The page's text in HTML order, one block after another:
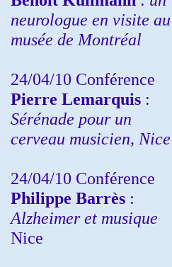
neurologue en visite au
musée de Montréal
24/04/10 Conférence
Pierre Lemarquis :
Sérénade pour un
cerveau musicien, Nice
24/04/10 Conférence
Philippe Barrès :
Alzheimer et musique
Nice